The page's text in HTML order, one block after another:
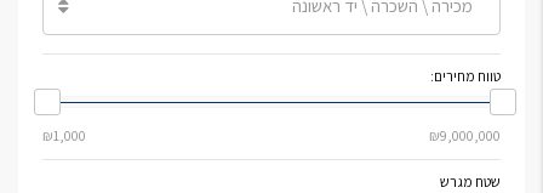
מכירה \ השכרה \ יד ראשונה
טווח מחירים:
שטח מגרש